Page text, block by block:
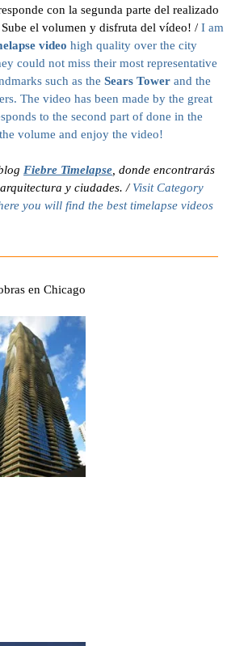
con la segunda parte del realizado
el volumen y disfruta del vídeo! / I am
video high quality over the city
could not miss their most representative
such as the Sears Tower and the
The video has been made by the great
to the second part of done in the
volume and enjoy the video!
Fiebre Timelapse , donde encontrarás
y ciudades. / Visit Category
you will find the best timelapse videos
en Chicago